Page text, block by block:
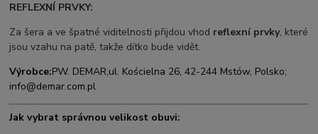
REFLEXNÍ PRVKY:
Za šera a ve špatné viditelnosti přijdou vhod reflexní prvky, které
jsou vzahu na patě, takže dítko bude vidět.
Výrobce:PW. DEMAR,ul. Kościelna 26, 42-244 Mstów, Polsko;
info@demar.com.pl
Jak vybrat správnou velikost obuvi: